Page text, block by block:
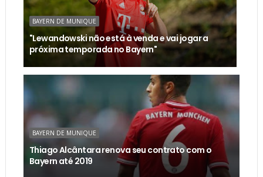
BAYERN DE MUNIQUE
"Lewandowski não está à venda e vai jogar a
próxima temporada no Bayern"
BAYERN DE MUNIQUE
Thiago Alcântara renova seu contrato com o
Bayern até 2019